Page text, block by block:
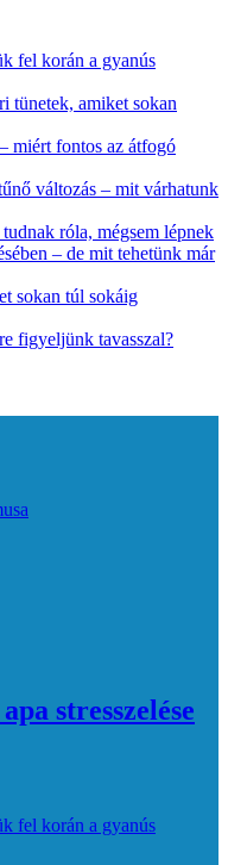
fel korán a gyanús
tünetek, amiket sokan
miért fontos az átfogó
változás – mit várhatunk
róla, mégsem lépnek
– de mit tehetünk már
sokan túl sokáig
figyeljünk tavasszal?
stresszelése
fel korán a gyanús